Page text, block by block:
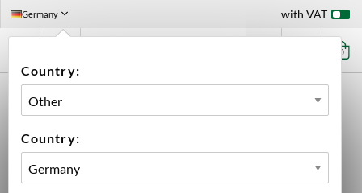
Germany
Country:
Country:
with VAT
0
CALLISTA PELLETS 2025 5KG